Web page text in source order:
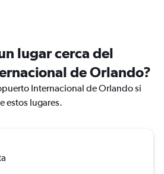
lugar cerca del
de Orlando?
Internacional de Orlando si
estos lugares.